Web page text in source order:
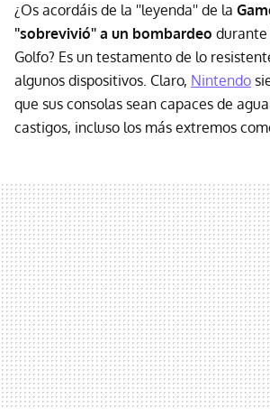
¿Os acordáis de la ''leyenda'' de la
''sobrevivió'' a un bombardeo durante
Golfo? Es un testamento de lo
algunos dispositivos. Claro, Nintendo
que sus consolas sean capaces de
castigos, incluso los más extremos